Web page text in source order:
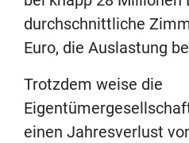
durchschnittliche
Euro, die Auslastung
Trotzdem weise die
einen Jahresverlust